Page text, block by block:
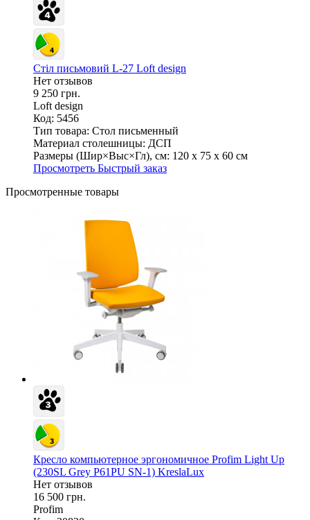
Стіл письмовий L-27 Loft design
Нет отзывов
9 250 грн.
Loft design
Код: 5456
Тип товара: Стол письменный
Материал столешницы: ДСП
Размеры (Шир×Выс×Гл), см: 120 х 75 х 60 см
Просмотреть Быстрый заказ
Просмотренные товары
Кресло компьютерное эргономичное Profim Light Up
(230SL Grey P61PU SN-1) KreslaLux
Нет отзывов
16 500 грн.
Profim